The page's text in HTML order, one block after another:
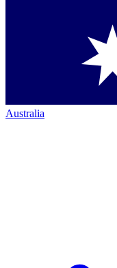
Australia